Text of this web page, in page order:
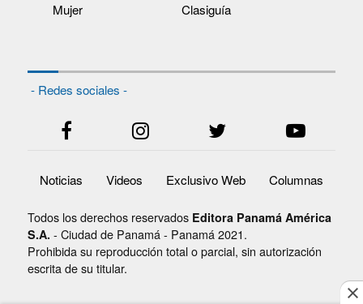
Mujer Clasiguía
- Redes sociales -
Noticias Videos Exclusivo Web Columnas
Todos los derechos reservados Editora Panamá América
S.A. - Ciudad de Panamá - Panamá 2021.
Prohibida su reproducción total o parcial, sin autorización
escrita de su titular.